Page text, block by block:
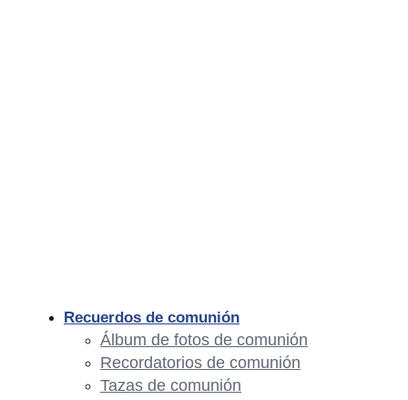
Recuerdos de comunión
Álbum de fotos de comunión
Recordatorios de comunión
Tazas de comunión